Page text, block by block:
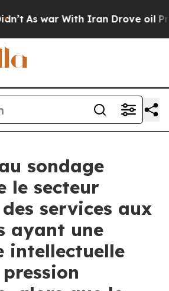
war With Iran Drove oil Prices
sondage
le secteur
services aux
ayant une
intellectuelle